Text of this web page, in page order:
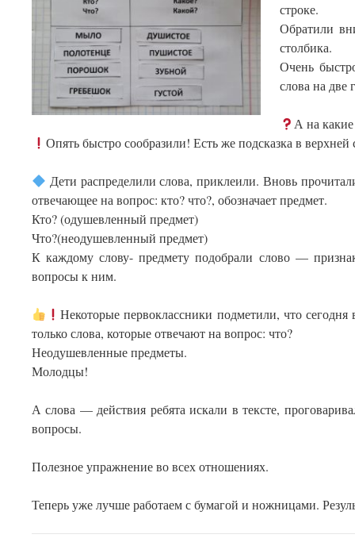
строке.
Обратили
столбика.
Очень
слова на две
А на
Опять быстро сообразили! Есть же подсказка в
Дети распределили слова, приклеили. Вновь
отвечающее на вопрос: кто? что?, обозначает предмет.
Кто? (одушевленный предмет)
Что?(неодушевленный предмет)
К каждому слову- предмету подобрали слово —
вопросы к ним.
Некоторые первоклассники подметили, что сегодня
только слова, которые отвечают на вопрос: что?
Неодушевленные предметы.
Молодцы!
А слова — действия ребята искали в тексте,
вопросы.
Полезное упражнение во всех отношениях.
Теперь уже лучше работаем с бумагой и ножницами.